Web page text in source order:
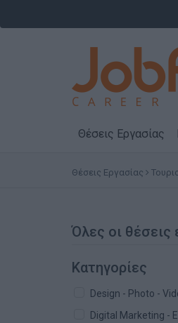
Θέσεις Εργασίας
Θέσεις Εργασίας
Όλες οι θέσεις
Κατηγορίες
Design - Photo -
Digital Marketing -